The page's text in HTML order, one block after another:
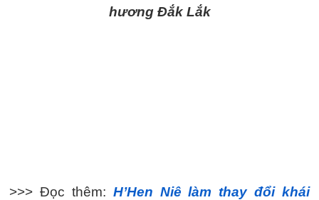
hương Đắk Lắk
>>> Đọc thêm: H’Hen Niê làm thay đổi khái